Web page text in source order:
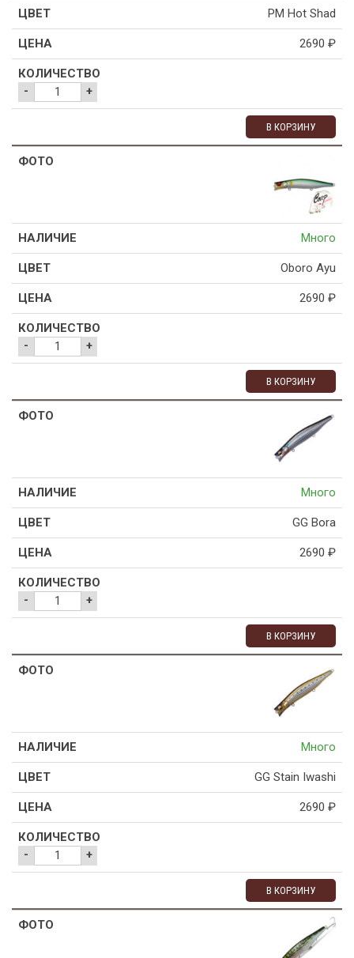
PM Hot Shad
2690 ₽
- +
В КОРЗИНУ
Много
Oboro Ayu
2690 ₽
- +
В КОРЗИНУ
Много
GG Bora
2690 ₽
- +
В КОРЗИНУ
Много
GG Stain Iwashi
2690 ₽
- +
В КОРЗИНУ